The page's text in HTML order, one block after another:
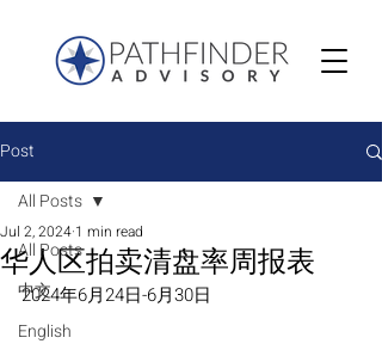
Post
All Posts
中文
English
All Posts
华人区拍卖清盘率周报表
Jul 2, 2024 1 min read
2024年6月24日-6月30日